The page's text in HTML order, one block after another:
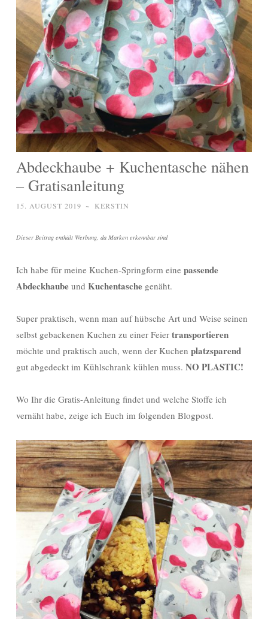
Abdeckhaube + Kuchentasche nähen
– Gratisanleitung
15. AUGUST 2019 ~ KERSTIN
Dieser Beitrag enthält Werbung, da Marken erkennbar sind
Ich habe für meine Kuchen-Springform eine passende
Abdeckhaube und Kuchentasche genäht.
Super praktisch, wenn man auf hübsche Art und Weise seinen
selbst gebackenen Kuchen zu einer Feier transportieren
möchte und praktisch auch, wenn der Kuchen platzsparend
gut abgedeckt im Kühlschrank kühlen muss. NO PLASTIC!
Wo Ihr die Gratis-Anleitung findet und welche Stoffe ich
vernäht habe, zeige ich Euch im folgenden Blogpost.